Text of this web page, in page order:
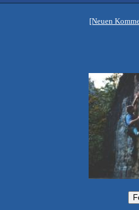
[Neuen